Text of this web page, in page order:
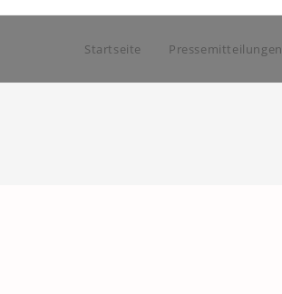
Startseite Pressemitteilungen